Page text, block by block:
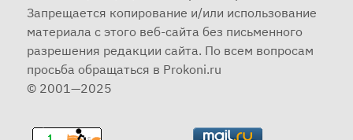
Запрещается копирование и/или использование
материала с этого веб-сайта без письменного
разрешения редакции сайта. По всем вопросам
просьба обращаться в Prokoni.ru
© 2001—2025